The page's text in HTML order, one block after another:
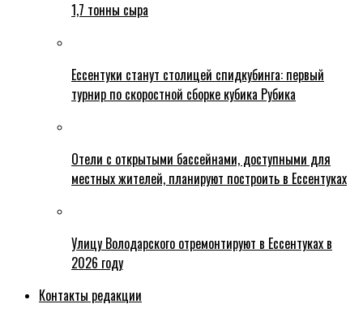
1,7 тонны сыра
Ессентуки станут столицей спидкубинга: первый
турнир по скоростной сборке кубика Рубика
Отели с открытыми бассейнами, доступными для
местных жителей, планируют построить в Ессентуках
Улицу Володарского отремонтируют в Ессентуках в
2026 году
Контакты редакции